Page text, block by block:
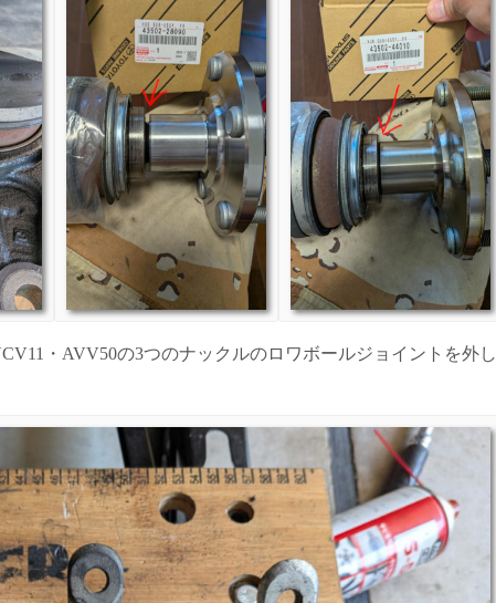
・AVV50の3つのナックルのロワボールジョイントを外し